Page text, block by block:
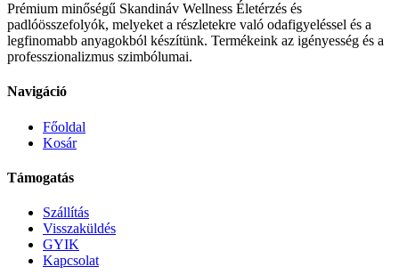
Prémium minőségű Skandináv Wellness Életérzés és
padlóösszefolyók, melyeket a részletekre való odafigyeléssel és a
legfinomabb anyagokból készítünk. Termékeink az igényesség és a
professzionalizmus szimbólumai.
Navigáció
Főoldal
Kosár
Támogatás
Szállítás
Visszaküldés
GYIK
Kapcsolat